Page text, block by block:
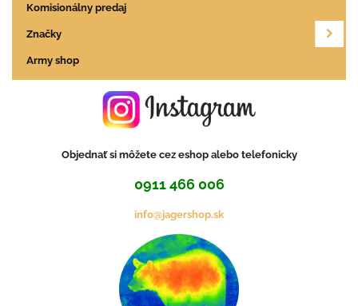
Komisionálny predaj
Značky
Army shop
Objednať si môžete cez eshop alebo telefonicky
0911 466 006
info@jagershop.sk